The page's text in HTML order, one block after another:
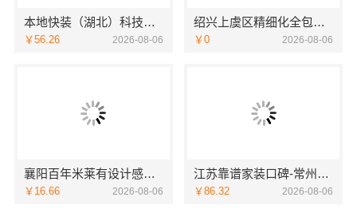
本地快装（湖北）科技有限公司青山快装房子装修两房一厅
￥56.26 2026-08-06
绍兴上虞区精细化全包质量有保障-绍兴卓鑫装饰材料有限公司
￥0 2026-08-06
襄阳百年米莱有设计感设计装修实景案例鉴赏
￥16.66 2026-08-06
江苏靠谱家装口碑-常州宜居佳装饰工程公司服务有保障
￥86.32 2026-08-06